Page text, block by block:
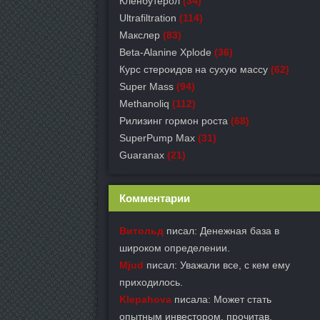
Ultrafiltration (114)
Макслер (83)
Beta-Alanine Xplode (36)
Курс стероидов на сухую массу (62)
Super Mass (94)
Methanoliq (112)
Рилизинг гормон роста (68)
SuperPump Max (31)
Guaranax (21)
Комментарии
Витольд писал: Денежная база в
широком определении.
Mjud писал: Уважали все, с кем ему
приходилось.
Klepahova писала: Может стать
опытным инвестором, прочитав.